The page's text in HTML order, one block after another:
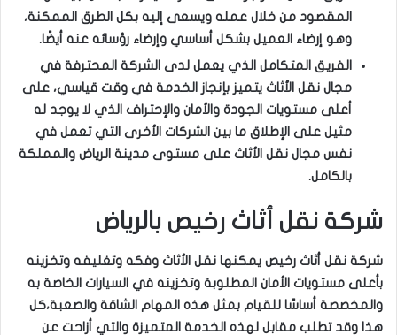
المقصود من خلال عمله ويسعى إليه بكل الطرق الممكنة،
وهو إرضاء العميل بشكل أساسي وإرضاء رؤسائه عنه أيضًا.
الفريق المتكامل الذي يعمل لدى الشركة المحترفة في
مجال نقل الأثاث يتميز بإنجاز الخدمة في وقت قياسي، على
أعلى مستويات الجودة والأمان والإحتراف الذي لا يوجد له
مثيل على الإطلاق ما بين الشركات الأخرى التي تعمل في
نفس مجال نقل الأثاث على مستوى مدينة الرياض والمملكة
بالكامل.
شركة نقل أثاث رخيص بالرياض
شركة نقل أثاث رخيص يمكنها نقل الأثاث وفكه وتغليفه وتخزينه
بأعلى مستويات الأمان المطلوبة وتخزينه في السيارات الخاصة به
والمخصصة أساسًا للقيام بمثل هذه المهام الشاقة والصعبة،كل
هذا وقد تطلب مقابل لهذه الخدمة المتميزة والتي أزاحت عن